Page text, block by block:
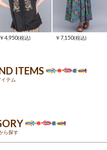
￥4,950(税込) ￥7,150(税込)
ITEMS
テム
ら探す